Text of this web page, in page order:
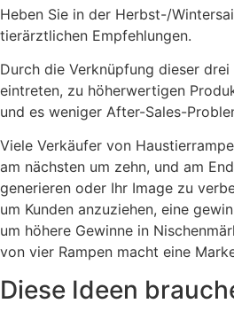
Heben Sie in der Herbst-/
tierärztlichen Empfehlungen.
Durch die Verknüpfung dieser
eintreten, zu höherwertigen
und es weniger After-Sales-
Viele Verkäufer von
am nächsten um zehn, und am
generieren oder Ihr Image zu
um Kunden anzuziehen, eine
um höhere Gewinne in
von vier Rampen macht eine
Diese Ideen